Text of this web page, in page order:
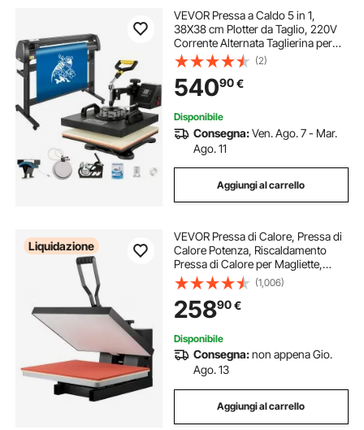
VEVOR Pressa a Caldo 5 in 1,
38X38 cm Plotter da Taglio, 220V
Corrente Alternata Taglierina per
Vinile da 135 cm con Software
Signmaster per Il Trasferimento su
Magliette, Tazza, Piatto, Cappuccio
(2)
54090€
Disponibile
Consegna:Ven. Ago. 7 - Mar.
Ago. 11
Aggiungi al carrello
Liquidazione
VEVOR Pressa di Calore, Pressa di
Calore Potenza, Riscaldamento
Pressa di Calore per Magliette,
Stampante Digitale Sublimazione
Industriale per Vinile Trasferimento
Termico, Nero,406 x 510 mm,
1700W
(1,006)
25890€
Disponibile
Consegna:non appena Gio.
Ago. 13
Aggiungi al carrello